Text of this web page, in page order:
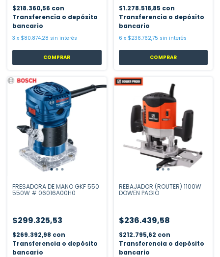
$218.360,56 con
Transferencia o depósito
bancario
3 x $80.874,28 sin interés
$1.278.518,85 con
Transferencia o depósito
bancario
6 x $236.762,75 sin interés
FRESADORA DE MANO GKF 550
550W # 06016A00H0
$299.325,53
$269.392,98 con
Transferencia o depósito
bancario
REBAJADOR (ROUTER) 1100W
DOWEN PAGIO
$236.439,58
$212.795,62 con
Transferencia o depósito
bancario